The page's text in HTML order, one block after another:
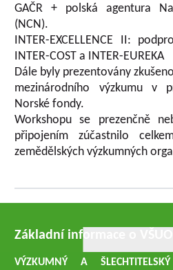
GAČR + polská agentura
(NCN).
INTER-EXCELLENCE II:
INTER-COST a INTER-EUREKA
Dále byly prezentovány
mezinárodního výzkumu v
Norské fondy.
Workshopu se prezenčně
připojením zúčastnilo
zemědělských výzkumných
Základní informace o VŠUO
VÝZKUMNÝ A